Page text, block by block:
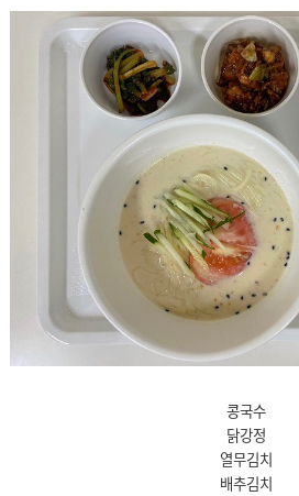
콩국수
닭강정
열무김치
배추김치